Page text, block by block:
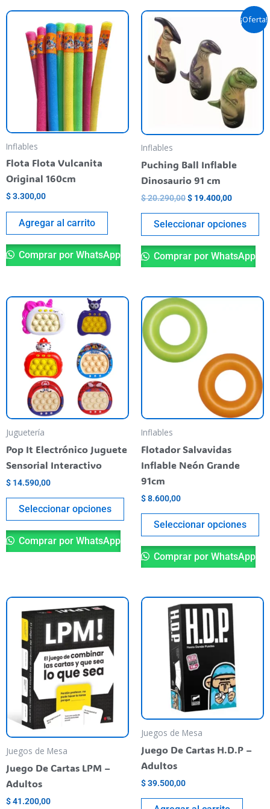
Inflables
Flota Flota Vulcanita
Original 160cm
$3.300,00
Agregar al carrito
Comprar por WhatsApp
¡Oferta!
Inflables
Puching Ball Inflable
Dinosaurio 91 cm
$20.290,00
Original
$ 20.290,00.
$ 19.400,00
Current
price
Seleccionar opciones
Comprar por WhatsApp
Juguetería
Pop It Electrónico Juguete
Sensorial Interactivo
$ 14.590,00
Seleccionar opciones
This
product
multiple
may
chosen
product
Comprar por WhatsApp
Inflables
Flotador Salvavidas
Inflable Neón Grande
91cm
$8.600,00
Seleccionar opciones
Comprar por WhatsApp
Juegos de Mesa
Juego De Cartas LPM –
Adultos
$41.200,00
Juegos de Mesa
Juego De Cartas H.D.P –
Adultos
$39.500,00